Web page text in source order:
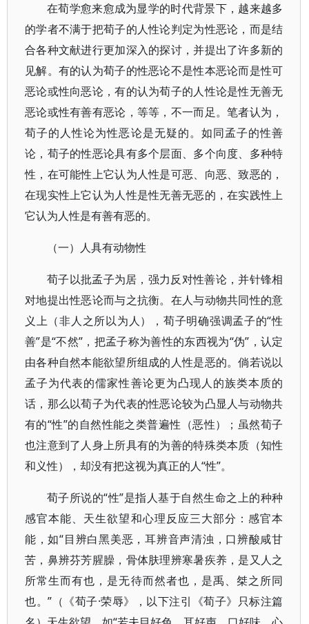
在荀学愈来愈成为显学的时代背景下，越来越多
的学者不满于把荀子的人性论判定为性恶论，而是结
合各种文献进行更加深入的探讨，并提出了许多新的
见解。有的认为荀子的性恶论不是性本恶论而是性可
恶论或性向恶论，有的认为荀子的人性论是性无善无
恶论或性有善有恶论，等等，不一而足。笔者认为，
荀子的人性论为性恶论是无疑的。如同孟子的性善
论，荀子的性恶论具有多个层面、多个向度、多种特
性，在可能性上它认为人性是可恶、向恶、致恶的，
在现实性上它认为人性是性无善无恶的，在实践性上
它认为人性是有善有恶的。
（一）人具有动物性
荀子以批孟子为居，强力反对性善论，并针锋相
对地提出性恶论而与之抗衡。在人与动物共同性的意
义上（非人之所以为人），荀子明确强调孟子的“性
善”是“不然”，把孟子称为善性的东西视为“伪”，认定
由各种自然本能欲望所组成的人性是恶的。倘若说以
孟子为代表的儒家性善论更为凸现人的族类本质的
话，那么以荀子为代表的性恶论较为凸显人与动物共
有的“性”的自然性能之类普遍性（恶性）；虽然荀子
也注意到了人身上所具有的为善的特殊类本质（知性
和义性），却没有把这视为真正的人“性”。
荀子所说的“性”是指人基于自然生命之上的种种
感官本能、天生欲望和心理反应三大部分：感官本
能，如“目辨白黑美恶，耳辨音声清浊，口辨酸咸甘
苦，鼻辨芬芳腥臊，骨体肤理辨寒暑疾养，是又人之
所常生而有也，是无待而然者也，是禹、桀之所同
也。”（《荀子·荣辱》，以下注引《荀子》只标注篇